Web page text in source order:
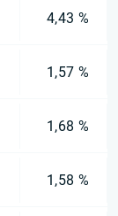
4,43 %
1,57 %
1,68 %
1,58 %